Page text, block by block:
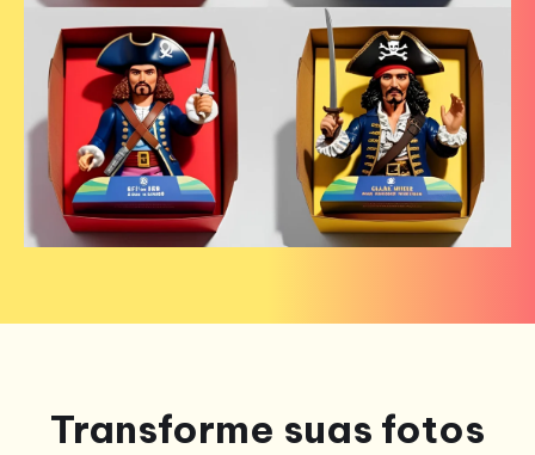
Transforme suas fotos